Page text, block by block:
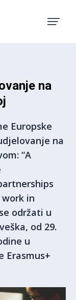
na
Europske
na
“A
in
održati u
od 29.
u
Erasmus+